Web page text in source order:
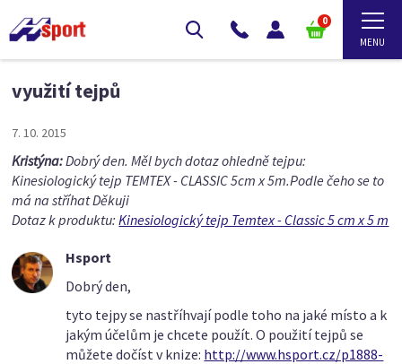
0
využití tejpů
7. 10. 2015
Kristýna:Dobrý den. Měl bych dotaz ohledně tejpu:
Kinesiologický tejp TEMTEX - CLASSIC 5cm x 5m.Podle čeho se to
má na stříhat Děkuji
Dotaz k produktu:Kinesiologický tejp Temtex - Classic 5 cm x 5 m
Hsport
Dobrý den,
tyto tejpy se nastříhvají podle toho na jaké místo a k
jakým účelům je chcete použít. O použití tejpů se
můžete dočíst v knize: http://www.hsport.cz/p1888-